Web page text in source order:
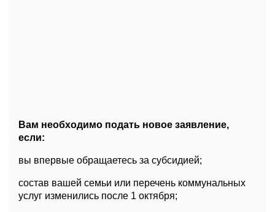
Вам необходимо подать новое заявление,
если:
вы впервые обращаетесь за субсидией;
состав вашей семьи или перечень коммунальных
услуг изменились после 1 октября;